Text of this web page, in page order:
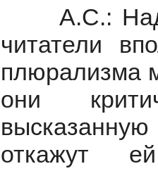
А.С.: Надо
читатели
плюрализма
они
откажут